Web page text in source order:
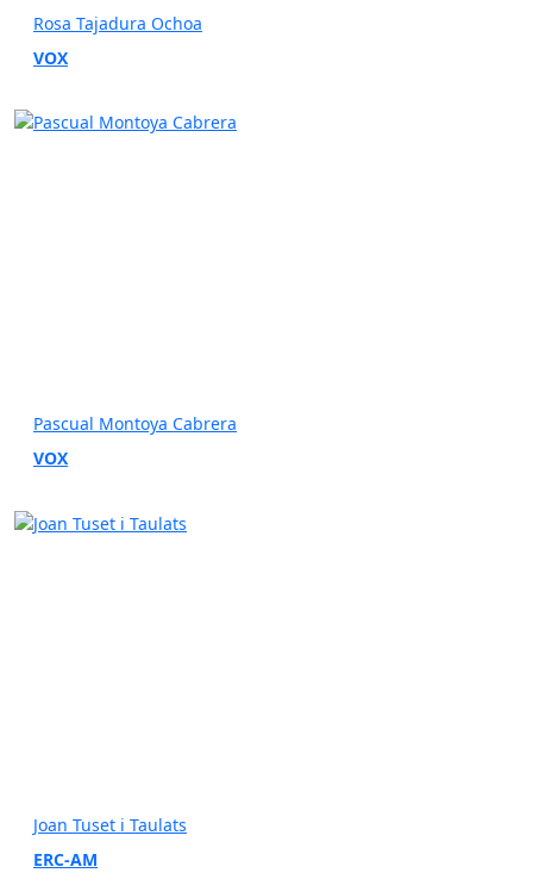
Rosa Tajadura Ochoa
VOX
Pascual Montoya Cabrera
VOX
Joan Tuset i Taulats
ERC-AM